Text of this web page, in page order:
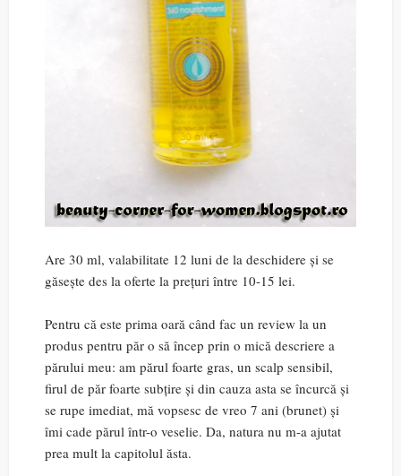
Are 30 ml, valabilitate 12 luni de la deschidere și se
găsește des la oferte la prețuri între 10-15 lei.
Pentru că este prima oară când fac un review la un
produs pentru păr o să încep prin o mică descriere a
părului meu: am părul foarte gras, un scalp sensibil,
firul de păr foarte subțire și din cauza asta se încurcă și
se rupe imediat, mă vopsesc de vreo 7 ani (brunet) și
îmi cade părul într-o veselie. Da, natura nu m-a ajutat
prea mult la capitolul ăsta.